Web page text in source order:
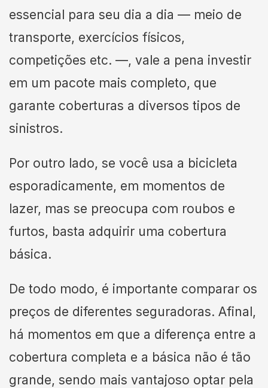
essencial para seu dia a dia — meio de
transporte, exercícios físicos,
competições etc. —, vale a pena investir
em um pacote mais completo, que
garante coberturas a diversos tipos de
sinistros.
Por outro lado, se você usa a bicicleta
esporadicamente, em momentos de
lazer, mas se preocupa com roubos e
furtos, basta adquirir uma cobertura
básica.
De todo modo, é importante comparar os
preços de diferentes seguradoras. Afinal,
há momentos em que a diferença entre a
cobertura completa e a básica não é tão
grande, sendo mais vantajoso optar pela